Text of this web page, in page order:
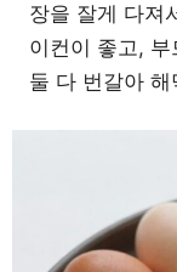
장을 잘게 다져
이컨이 좋고,
둘 다 번갈아